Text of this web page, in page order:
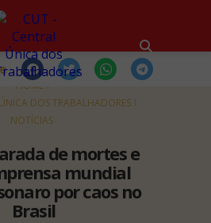
HOME
DOS TRABALHADORES
NOTÍCIAS
de mortes e
mundial
por caos no
Brasil